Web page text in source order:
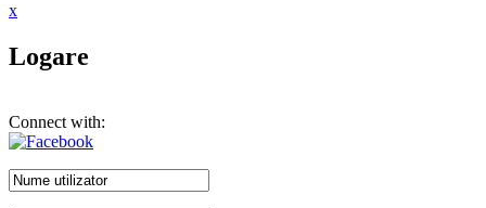
x
Logare
Connect with: